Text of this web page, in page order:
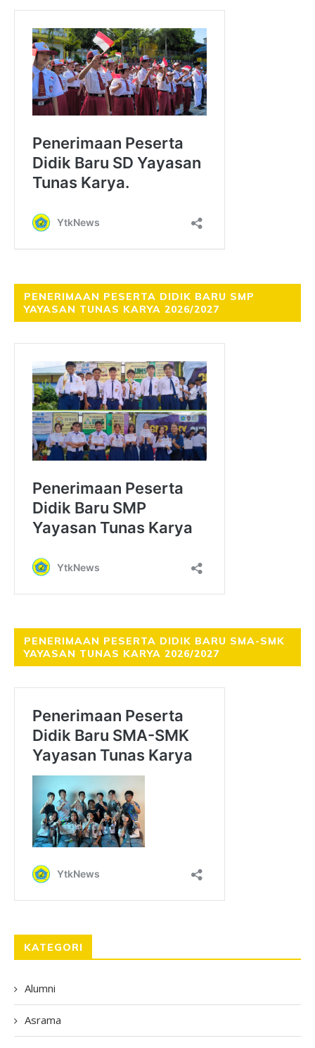
PENERIMAAN PESERTA DIDIK BARU SMP
YAYASAN TUNAS KARYA 2026/2027
PENERIMAAN PESERTA DIDIK BARU SMA-SMK
YAYASAN TUNAS KARYA 2026/2027
KATEGORI
Alumni
Asrama